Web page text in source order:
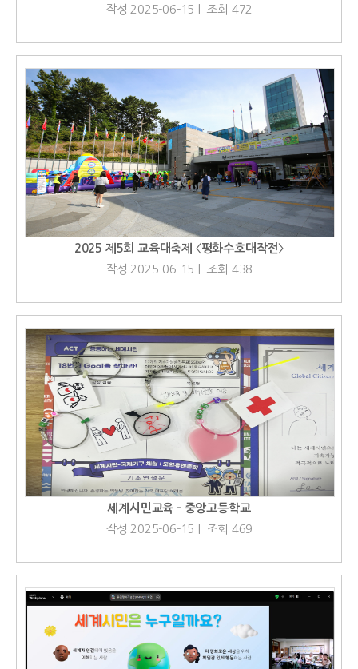
작성 2025-06-15 | 조회 472
2025 제5회 교육대축제 〈평화수호대작전〉
작성 2025-06-15 | 조회 438
세계시민교육 - 중앙고등학교
작성 2025-06-15 | 조회 469